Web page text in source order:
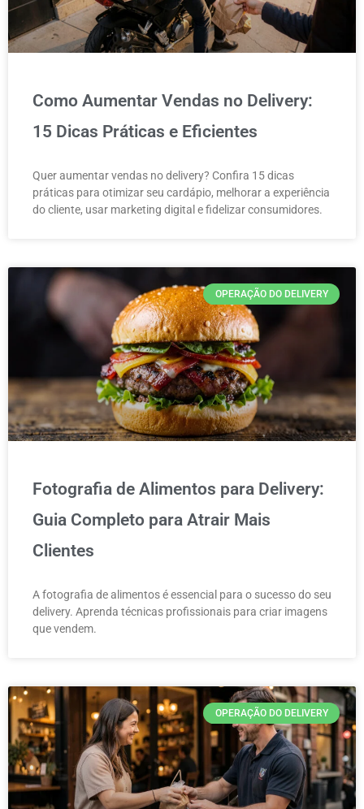
Como Aumentar Vendas no Delivery:
15 Dicas Práticas e Eficientes
Quer aumentar vendas no delivery? Confira 15 dicas
práticas para otimizar seu cardápio, melhorar a experiência
do cliente, usar marketing digital e fidelizar consumidores.
OPERAÇÃO DO DELIVERY
Fotografia de Alimentos para Delivery:
Guia Completo para Atrair Mais
Clientes
A fotografia de alimentos é essencial para o sucesso do seu
delivery. Aprenda técnicas profissionais para criar imagens
que vendem.
OPERAÇÃO DO DELIVERY